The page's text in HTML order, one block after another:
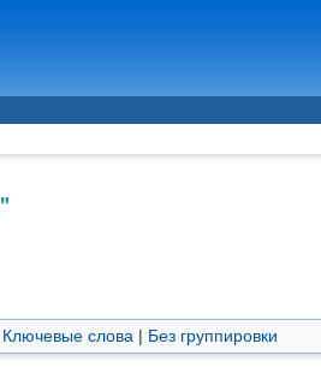
"
Ключевые слова | Без группировки